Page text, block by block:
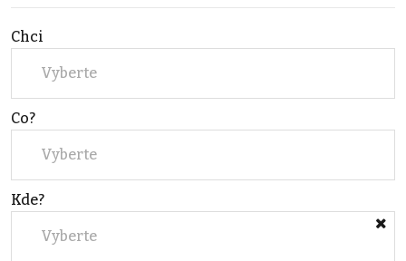
Chci
Vyberte
Co?
Vyberte
Kde?
Vyberte